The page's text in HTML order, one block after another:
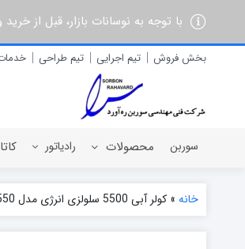
با توجه به نوسانات بازار، قبل از
بخش فروش تیم اجرایی تیم طراحی
سوربن محصولات رادیاتور
خانه» کولر آبی 5500 سلولزی انرژی مدل EC 0550